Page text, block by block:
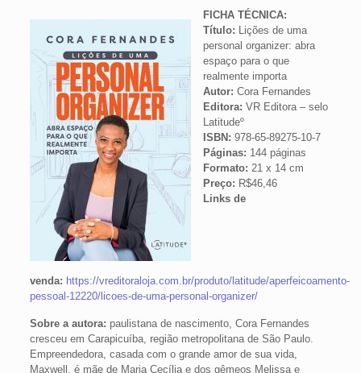
FICHA TÉCNICA:
Título: Lições de uma
personal organizer: abra
espaço para o que
realmente importa
Autor: Cora Fernandes
Editora: VR Editora – selo
Latitudeº
ISBN: 978-65-89275-10-7
Páginas: 144 páginas
Formato: 21 x 14 cm
Preço: R$46,46
Links de
venda: https://vreditoraloja.com.br/produto/latitude/aperfeicoamento-
pessoal-12220/licoes-de-uma-personal-organizer/
Sobre a autora: paulistana de nascimento, Cora Fernandes
cresceu em Carapicuíba, região metropolitana de São Paulo.
Empreendedora, casada com o grande amor de sua vida,
Maxwell, é mãe de Maria Cecília e dos gêmeos Melissa e